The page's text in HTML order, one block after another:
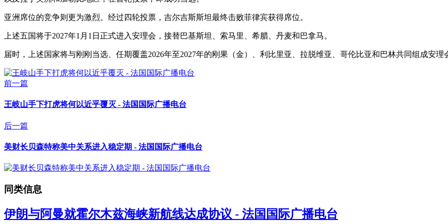
亚洲席位的竞争则更为激烈。经过四轮投票，吉尔吉斯斯坦最终击败菲律宾获得席位。
上述五国将于2027年1月1日正式进入安理会，接替巴基斯坦、索马里、希腊、丹麦和巴拿马。
届时，上述国家将与刚刚当选、任期覆盖2026年至2027年的刚果（金）、利比里亚、拉脱维亚、哥伦比亚和巴林共同组成安理
前一篇
王岐山手下打虎将何以近乎覆灭 - 法国国际广播电台
后一篇
美财长贝森特称美中关系进入稳定期 - 法国国际广播电台
同类信息
伊朗与阿曼就霍尔木兹海峡新航线达成协议 - 法国国际广播电台